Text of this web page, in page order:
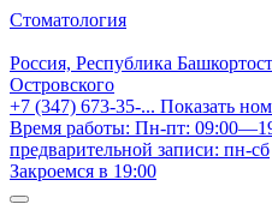
Стоматология
Россия, Республика
Островского
+7 (347) 673-35-... Показать
Время работы: Пн-пт:
предварительной записи: пн-сб
Закроемся в 19:00